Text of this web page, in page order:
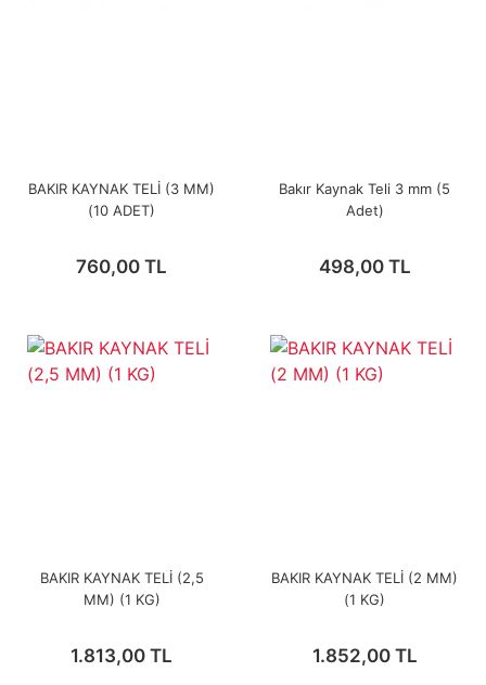
BAKIR KAYNAK TELİ (3 MM)
(10 ADET)
760,00 TL
Bakır Kaynak Teli 3 mm (5
Adet)
498,00 TL
BAKIR KAYNAK TELİ (2,5
MM) (1 KG)
1.813,00 TL
BAKIR KAYNAK TELİ (2 MM)
(1 KG)
1.852,00 TL